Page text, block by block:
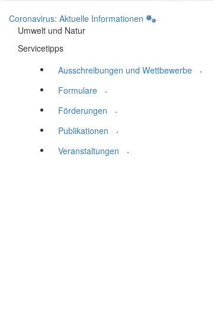
Coronavirus: Aktuelle Informationen
Umwelt und Natur
Servicetipps
Ausschreibungen und Wettbewerbe
.
Formulare
.
Förderungen
.
Publikationen
.
Veranstaltungen
.